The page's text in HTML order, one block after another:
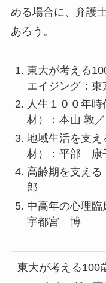
める場合に、弁護
あろう。
東大が考える
エイジング：
人生１００年
材）：本山 敦
地域生活を支え
材）：平部
高齢期を支え
郎
中高年の心理臨
宇都宮 博
東大が考える